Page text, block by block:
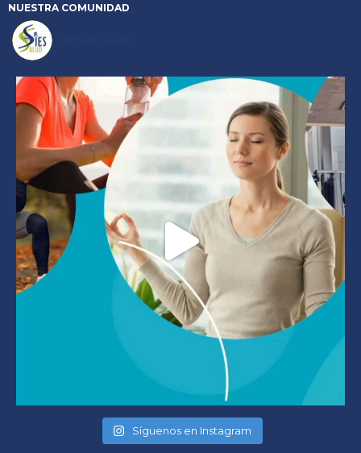
NUESTRA COMUNIDAD
Síguenos en Instagram